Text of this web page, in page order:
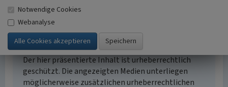
Empfohlene Zitierweise
Urheberrechtlicher Hinweis
Der hier präsentierte Inhalt ist urheberrechtlich
geschützt. Die angezeigten Medien unterliegen
möglicherweise zusätzlichen urheberrechtlichen
Notwendige Cookies
Webanalyse